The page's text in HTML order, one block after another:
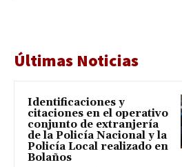
Últimas Noticias
Identificaciones y
citaciones en el operativo
conjunto de extranjería
de la Policía Nacional y la
Policía Local realizado en
Bolaños